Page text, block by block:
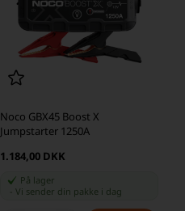
Noco GBX45 Boost X
Jumpstarter 1250A
1.184,00 DKK
På lager
Vi sender din pakke i dag